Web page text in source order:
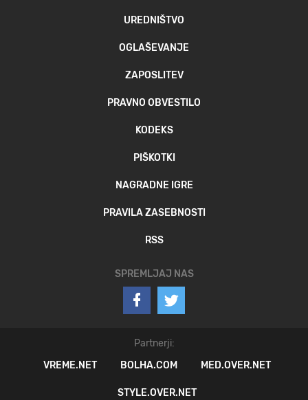
UREDNIŠTVO
OGLAŠEVANJE
ZAPOSLITEV
PRAVNO OBVESTILO
KODEKS
PIŠKOTKI
NAGRADNE IGRE
PRAVILA ZASEBNOSTI
RSS
SPREMLJAJ NAS
Partnerji:
VREME.NET
BOLHA.COM MED.OVER.NET
STYLE.OVER.NET